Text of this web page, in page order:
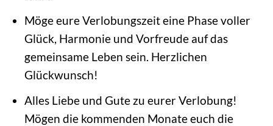
Möge eure Verlobungszeit eine Phase voller
Glück, Harmonie und Vorfreude auf das
gemeinsame Leben sein. Herzlichen
Glückwunsch!
Alles Liebe und Gute zu eurer Verlobung!
Mögen die kommenden Monate euch die